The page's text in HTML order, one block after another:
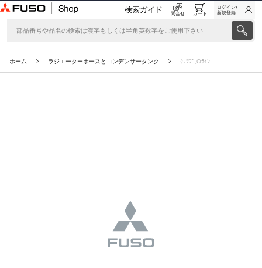
検索ガイド 問合せ カート
ログイン/
新規登録
ホーム ラジエーターホースとコンデンサータンク ｸﾘﾂﾌﾟ,Oﾗｲﾝ